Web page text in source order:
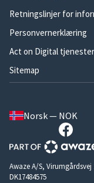
Retningslinjer for
Personvernerklæring
Act on Digital tjenester
Sitemap
Norsk — NOK
Awaze A/S,
DK17484575